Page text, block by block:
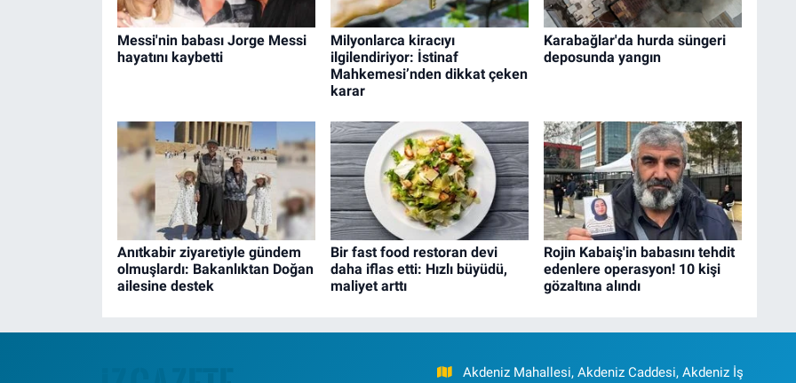
Messi'nin babası Jorge Messi
hayatını kaybetti
Milyonlarca kiracıyı
ilgilendiriyor: İstinaf
Mahkemesi’nden dikkat çeken
karar
Karabağlar'da hurda süngeri
deposunda yangın
Anıtkabir ziyaretiyle gündem
olmuşlardı: Bakanlıktan Doğan
ailesine destek
Bir fast food restoran devi
daha iflas etti: Hızlı büyüdü,
maliyet arttı
Rojin Kabaiş'in babasını tehdit
edenlere operasyon! 10 kişi
gözaltına alındı
Akdeniz Mahallesi, Akdeniz Caddesi, Akdeniz İş